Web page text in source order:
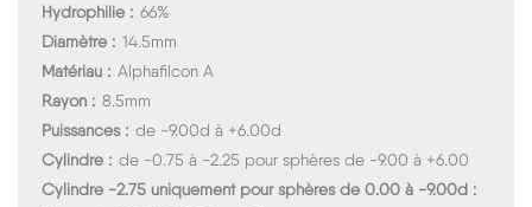
Hydrophilie
66%
Diamètre
14.5mm
Matériau
Alphafilcon A
Rayon
8.5mm
Puissances
de -9.00d à +6.00d
Cylindre
de -0.75 à -2.25 pour sphères de -9.00 à +6.00
Cylindre -2.75 uniquement pour sphères de 0.00 à -9.00d